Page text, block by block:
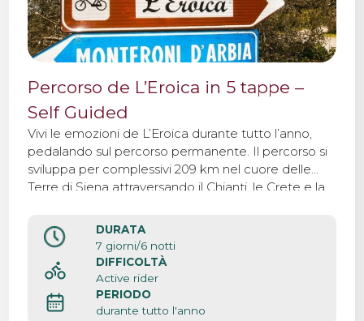
Percorso de L’Eroica in 5 tappe –
Self Guided
Vivi le emozioni de L’Eroica durante tutto l’anno,
pedalando sul percorso permanente. Il percorso si
sviluppa per complessivi 209 km nel cuore delle
Terre di Siena attraversando il Chianti, le Crete e la
leggendario paesaggio toscano.
DURATA
7 giorni/6 notti
DIFFICOLTÀ
Active rider
PERIODO
durante tutto l'anno